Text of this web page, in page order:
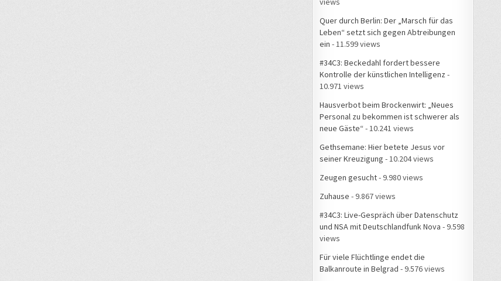
Quer durch Berlin: Der „Marsch für das
Leben“ setzt sich gegen Abtreibungen
ein - 11.599 views
#34C3: Beckedahl fordert bessere
Kontrolle der künstlichen Intelligenz -
10.971 views
Hausverbot beim Brockenwirt: „Neues
Personal zu bekommen ist schwerer als
neue Gäste“ - 10.241 views
Gethsemane: Hier betete Jesus vor
seiner Kreuzigung - 10.204 views
Zeugen gesucht- 9.980 views
Zuhause - 9.867 views
#34C3: Live-Gespräch über Datenschutz
und NSA mit Deutschlandfunk Nova - 9.598
views
Für viele Flüchtlinge endet die
Balkanroute in Belgrad - 9.576 views